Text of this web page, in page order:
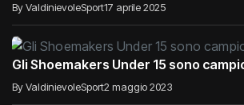
By ValdinievoleSport17 aprile 2025
Gli Shoemakers Under 15 sono
By ValdinievoleSport2 maggio 2023